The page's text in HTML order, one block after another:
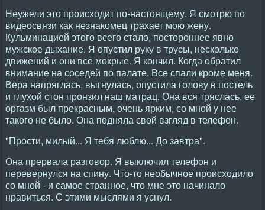
Неужели это происходит по-настоящему. Я смотрю по
видеосвязи как незнакомец трахает мою жену.
Кульминацией этого всего стало, постороннее явно
мужское дыхание. Я опустил руку в трусы, несколько
движений и они все мокрые. Я кончил. Когда обратил
внимание на соседей по палате. Все спали кроме меня.
Вера напряглась, выгнулась, опустила голову в постель
и глухой стон пронзил наш матрац. Она вся тряслась, ее
оргазм был прекрасным, очень ярким, со мной у нее
такого не было. Она подняла свой взгляд в телефон.
"Прости, милый... Я тебя люблю... До завтра".
Она прервала разговор. Я выключил телефон и
перевернулся на спину. Что-то необычное происходило
со мной - и самое странное, что мне это начинало
нравиться. С этими мыслями я уснул.